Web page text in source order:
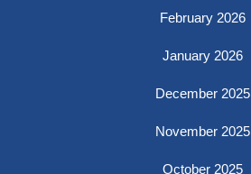
February 2026
January 2026
December 2025
November 2025
October 2025